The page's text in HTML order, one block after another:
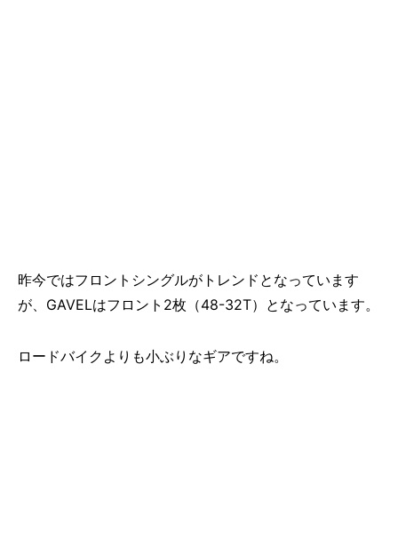
昨今ではフロントシングルがトレンドとなっています
が、GAVELはフロント2枚（48-32T）となっています。
ロードバイクよりも小ぶりなギアですね。